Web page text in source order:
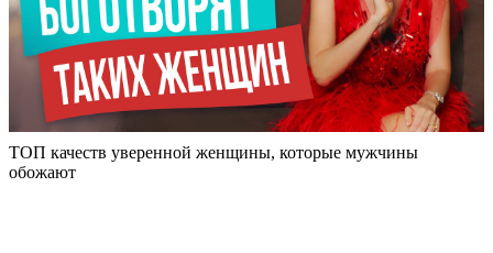
ТОП качеств уверенной женщины, которые мужчины
обожают